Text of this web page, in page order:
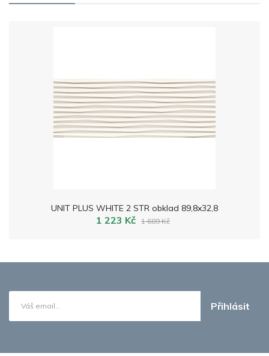
UNIT PLUS WHITE 2 STR obklad 89,8x32,8
1 223 Kč 1 689 Kč
Přihlásit